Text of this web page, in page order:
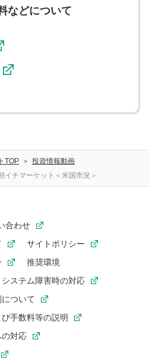
使しないことに同意します。利
は、当社サービスの広告・宣伝、
などについて
TOP
投資情報動画
イチマーケット＜米国市況＞
合わせ
サイトポリシー
推奨環境
システム障害時の対応
ついて
手数料等の説明
対応